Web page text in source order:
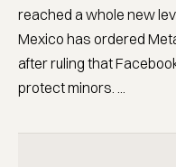
reached a whole new
Mexico has ordered
after ruling that
protect minors. ...